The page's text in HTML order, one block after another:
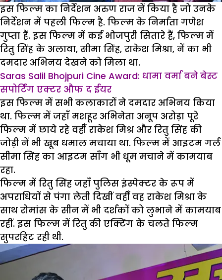
इस फिल्म का निर्देशन अरुण राज नें किया है जो उनके
निर्देशन में पहली फिल्म है. फिल्म के निर्माता गणेश
गुप्ता हैं. इस फिल्म में कई भोजपुरी सितारे हैं, फिल्म में
रितु सिंह के अलावा, सीमा सिंह, राकेश मिश्रा, नें का भी
दमदार अभिनय देखने को मिला था.
Saras Salil Bhojpuri Cine Award: धामा वर्मा बने बेस्ट
सपोर्टिंग एक्टर औफ द ईयर
इस फिल्म में सभी कलाकारों ने दमदार अभिनय किया
था. फिल्म में जहाँ मशहूर अभिनेता अनूप अरोड़ा पूरे
फिल्म में छाये रहे वहीँ राकेश मिश्र और रितु सिंह की
जोड़ी नें भी खूब धमाल मचाया था. फिल्म में आइटम गर्ल
सीमा सिंह का आइटम सॉंग भी धूम मचाने में कामयाब
रहा.
फिल्म में रितु सिंह जहाँ पुलिस इंस्पेक्टर के रूप में
अपराधियों से पंगा लेती दिखीं वहीँ वह राकेश मिश्रा के
साथ रोमांस के सीन में भी दर्शकों को लुभाने में कामयाब
रहीं. इस फिल्म में रितु की एक्टिंग के चलते फिल्म
सुपरहिट रही थी.